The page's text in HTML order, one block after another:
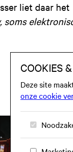
liet daar het
soms